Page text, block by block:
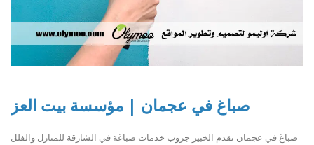
صباغ في عجمان | مؤسسة بيت العز
صباغ في عجمان تقدم الخبير جروب خدمات صباغة في الشارقة للمنازل والفلل